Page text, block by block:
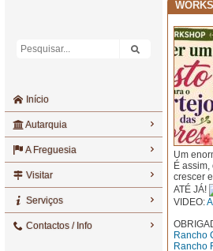
Início
Autarquia
A Freguesia
Visitar
Serviços
Contactos / Info
Um
É
crescer
ATÉ JÁ!
VIDEO:
Rancho
Rancho